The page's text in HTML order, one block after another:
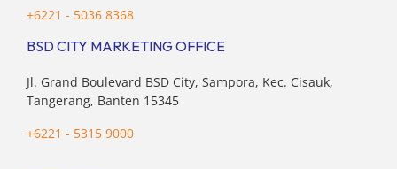
+6221 - 5036 8368
BSD CITY MARKETING OFFICE
Jl. Grand Boulevard BSD City, Sampora, Kec. Cisauk,
Tangerang, Banten 15345
+6221 - 5315 9000